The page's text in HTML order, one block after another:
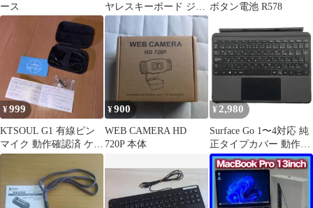
ース
ヤレスキーボード ジブ
ンイロ ピンク Mac/Win
ボタン電池 R578
¥999
KTSOUL G1 有線ピン
マイク 動作確認済 ケー
ス付
¥900
WEB CAMERA HD
720P 本体
¥ 2,980
Surface Go 1〜4対応 純
正タイプカバー 動作◯
外装△